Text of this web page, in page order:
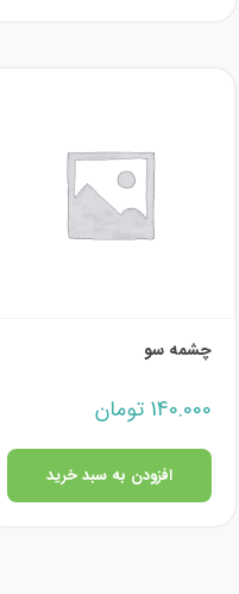
چشمه سو
140.000 تومان
افزودن به سبد خرید